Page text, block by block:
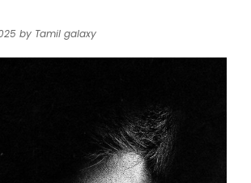
by Tamil galaxy